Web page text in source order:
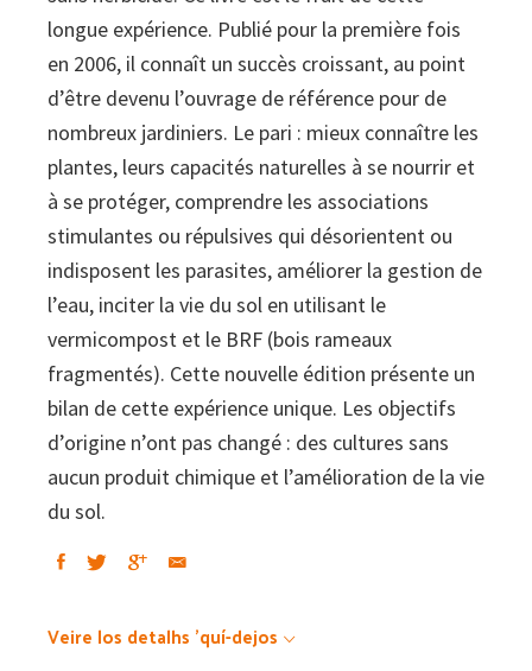
longue expérience. Publié pour la première fois
en 2006, il connaît un succès croissant, au point
d’être devenu l’ouvrage de référence pour de
nombreux jardiniers. Le pari : mieux connaître les
plantes, leurs capacités naturelles à se nourrir et
à se protéger, comprendre les associations
stimulantes ou répulsives qui désorientent ou
indisposent les parasites, améliorer la gestion de
l’eau, inciter la vie du sol en utilisant le
vermicompost et le BRF (bois rameaux
fragmentés). Cette nouvelle édition présente un
bilan de cette expérience unique. Les objectifs
d’origine n’ont pas changé : des cultures sans
aucun produit chimique et l’amélioration de la vie
du sol.
Veire los detalhs 'quí-dejos